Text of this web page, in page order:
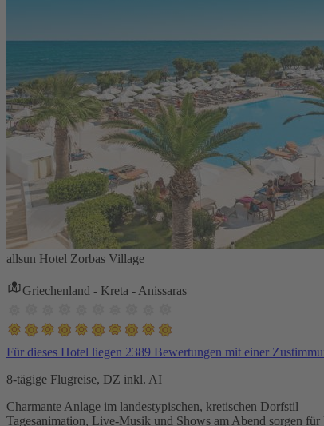
allsun Hotel Zorbas Village
Griechenland - Kreta - Anissaras
Für dieses Hotel liegen 2389 Bewertungen mit einer
8-tägige Flugreise, DZ inkl. AI
Charmante Anlage im landestypischen, kretischen Dorfstil
Tagesanimation, Live-Musik und Shows am Abend sorgen